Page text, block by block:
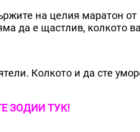
на целия маратон
да е щастлив, колкото
Колкото и да сте
ЗОДИИ ТУК!